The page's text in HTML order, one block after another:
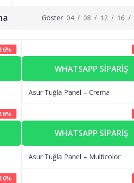
Göster 04 / 08 / 12 / 16 /
%
WHATSAPP SIPARIŞ
Asur Tuğla Panel – Crema
%
WHATSAPP SIPARIŞ
Asur Tuğla Panel – Multicolor
%